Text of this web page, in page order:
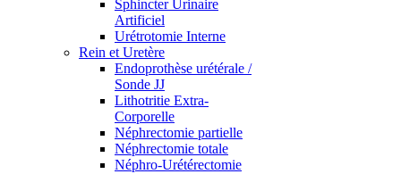
Sphincter Urinaire
Artificiel
Urétrotomie Interne
Rein et Uretère
Endoprothèse urétérale /
Sonde JJ
Lithotritie Extra-
Corporelle
Néphrectomie partielle
Néphrectomie totale
Néphro-Urétérectomie